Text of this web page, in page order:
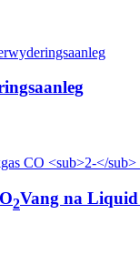
2Vang na